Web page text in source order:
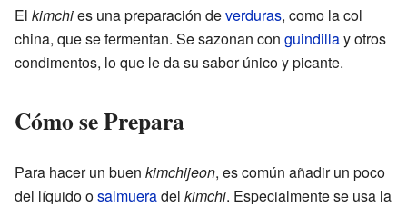
El kimchies una preparación deverduras, como la col
china, que se fermentan. Se sazonan con guindillay otros
condimentos, lo que le da su sabor único y picante.
Cómo se Prepara
Para hacer un buen kimchijeon, es común añadir un poco
del líquido osalmueradel kimchi. Especialmente se usa la